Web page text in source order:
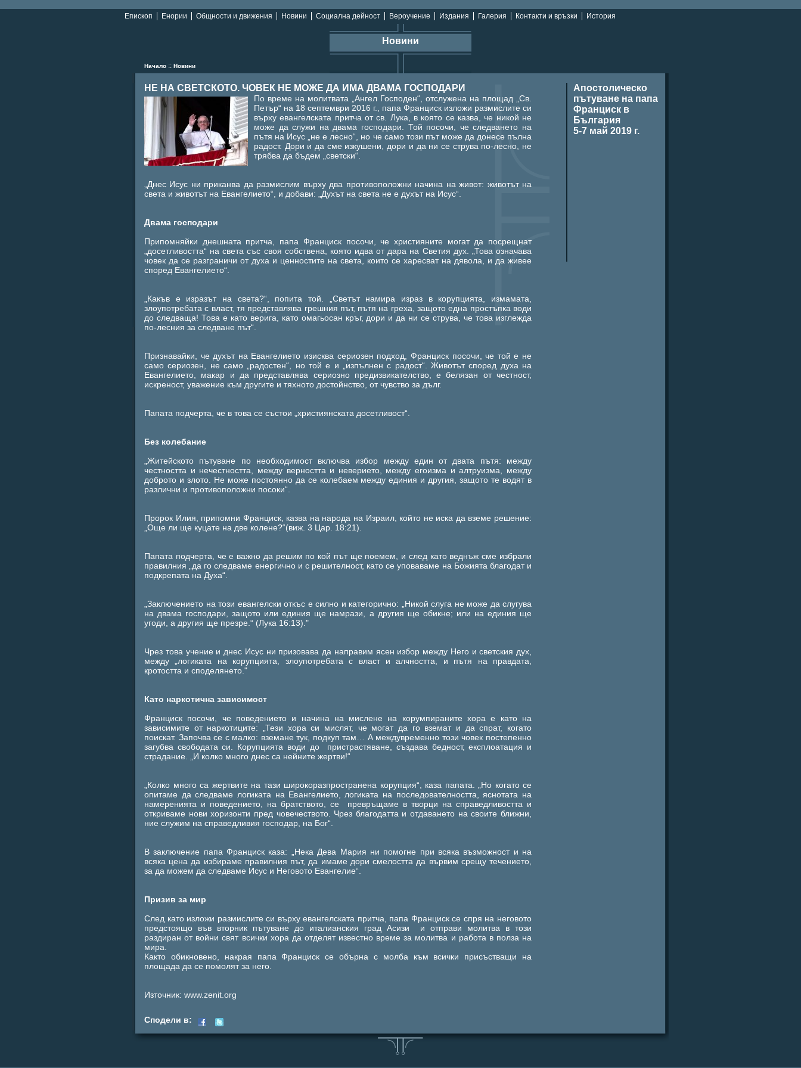
Епископ Енории Общности и движения Новини Социална дейност Вероучение Издания Галерия Контакти и връзки История
Новини
Начало :: Новини
Апостолическо
пътуване на папа
Франциск в
България
5-7 май 2019 г.
НЕ НА СВЕТСКОТО. ЧОВЕК НЕ МОЖЕ ДА ИМА ДВАМА ГОСПОДАРИ
По време на молитвата „Ангел Господен“, отслужена на площад „Св.
Петър“ на 18 септември 2016 г., папа Франциск изложи размислите си
върху евангелската притча от св. Лука, в която се казва, че никой не
може да служи на двама господари. Той посочи, че следването на
пътя на Исус „не е лесно“, но че само този път може да донесе пълна
радост. Дори и да сме изкушени, дори и да ни се струва по-лесно, не
трябва да бъдем „светски“.
„Днес Исус ни приканва да размислим върху два противоположни начина на живот: животът на
света и животът на Евангелието“, и добави: „Духът на света не е духът на Исус“.
Двама господари
Припомняйки днешната притча, папа Франциск посочи, че християните могат да посрещнат
„досетливостта“ на света със своя собствена, която идва от дара на Светия дух. „Това означава
човек да се разграничи от духа и ценностите на света, които се харесват на дявола, и да живее
според Евангелието“.
„Какъв е изразът на света?“, попита той. „ Светът намира израз в корупцията, измамата,
злоупотребата с власт, тя представлява грешния път, пътя на греха, защото една простъпка води
до следваща! Това е като верига, като омагьосан кръг, дори и да ни се струва, че това изглежда
по-лесния за следване път“.
Признавайки, че духът на Евангелието изисква сериозен подход, Франциск посочи, че той е не
само сериозен, не само „радостен“, но той е и „изпълнен с радост“. Животът според духа на
Евангелието, макар и да представлява сериозно предизвикателство, е белязан от честност,
искреност, уважение към другите и тяхното достойнство, от чувство за дълг.
Папата подчерта, че в това се състои „християнската досетливост“.
Без колебание
„Житейското пътуване по необходимост включва избор между един от двата пътя: между
честността и нечестността, между верността и неверието, между егоизма и алтруизма, между
доброто и злото. Не може постоянно да се колебаем между единия и другия, защото те водят в
различни и противоположни посоки“.
Пророк Илия, припомни Франциск, казва на народа на Израил, който не иска да вземе решение:
„Още ли ще куцате на две колене?“(виж. 3 Цар. 18:21).
Папата подчерта, че е важно да решим по кой път ще поемем, и след като веднъж сме избрали
правилния „да го следваме енергично и с решителност, като се уповаваме на Божията благодат и
подкрепата на Духа“.
„Заключението на този евангелски откъс е силно и категорично: „Никой слуга не може да слугува
на двама господари, защото или единия ще намрази, а другия ще обикне; или на единия ще
угоди, а другия ще презре.“ (Лука 16:13)."
Чрез това учение и днес Исус ни призовава да направим ясен избор между Него и светския дух,
между „логиката на корупцията, злоупотребата с власт и алчността, и пътя на правдата,
кротостта и споделянето."
Като наркотична зависимост
Франциск посочи, че поведението и начина на мислене на корумпираните хора е като на
зависимите от наркотиците: „Тези хора си мислят, че могат да го вземат и да спрат, когато
поискат. Започва се с малко: вземане тук, подкуп там… А междувременно този човек постепенно
загубва свободата си. Корупцията води до пристрастяване, създава бедност, експлоатация и
страдание. „И колко много днес са нейните жертви!“
„Колко много са жертвите на тази широкоразпространена корупция“, каза папата. „Но когато се
опитаме да следваме логиката на Евангелието, логиката на последователността, яснотата на
намеренията и поведението, на братството, се превръщаме в творци на справедливостта и
откриваме нови хоризонти пред човечеството. Чрез благодатта и отдаването на своите ближни,
ние служим на справедливия господар, на Бог“.
В заключение папа Франциск каза: „Нека Дева Мария ни помогне при всяка възможност и на
всяка цена да избираме правилния път, да имаме дори смелостта да вървим срещу течението,
за да можем да следваме Исус и Неговото Евангелие“.
Призив за мир
След като изложи размислите си върху евангелската притча, папа Франциск се спря на неговото
предстоящо във вторник пътуване до италианския град Асизи и отправи молитва в този
раздиран от войни свят всички хора да отделят известно време за молитва и работа в полза на
мира.
Както обикновено, накрая папа Франциск се обърна с молба към всички присъстващи на
площада да се помолят за него.
Източник: www.zenit.org
Сподели в: